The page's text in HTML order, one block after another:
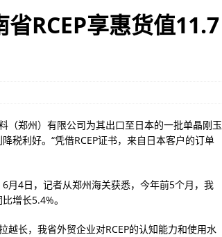
RCEP享惠货值11.7
（郑州）有限公司为其出口至日本的一批单晶刚玉
税利好。“凭借RCEP证书，来自日本客户的订单
月4日，记者从郑州海关获悉，今年前5个月，我
增长5.4%。
越长，我省外贸企业对RCEP的认知能力和使用水